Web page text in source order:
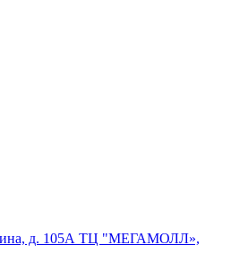
д. 105А ТЦ "МЕГАМОЛЛ»,